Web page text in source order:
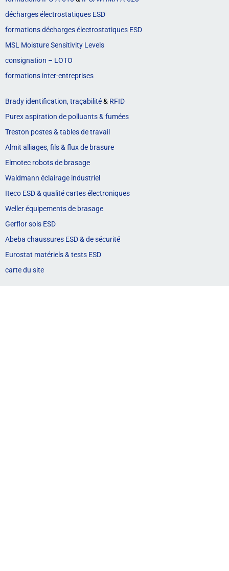
décharges électrostatiques ESD
formations décharges électrostatiques ESD
MSL Moisture Sensitivity Levels
consignation – LOTO
formations inter-entreprises
Brady identification, traçabilité& RFID
Purex aspiration de polluants & fumées
Treston postes & tables de travail
Almit alliages, fils & flux de brasure
Elmotec robots de brasage
Waldmann éclairage industriel
Iteco ESD & qualité cartes électroniques
Weller équipements de brasage
Gerflor sols ESD
Abeba chaussures ESD & de sécurité
Eurostat matériels & tests ESD
carte du site